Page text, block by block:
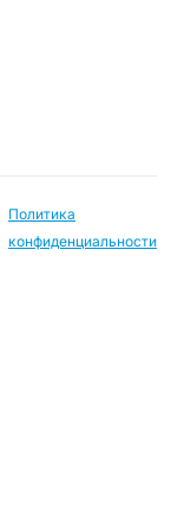
Политика
конфиденциальности